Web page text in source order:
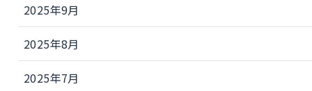
2025年9月
2025年8月
2025年7月